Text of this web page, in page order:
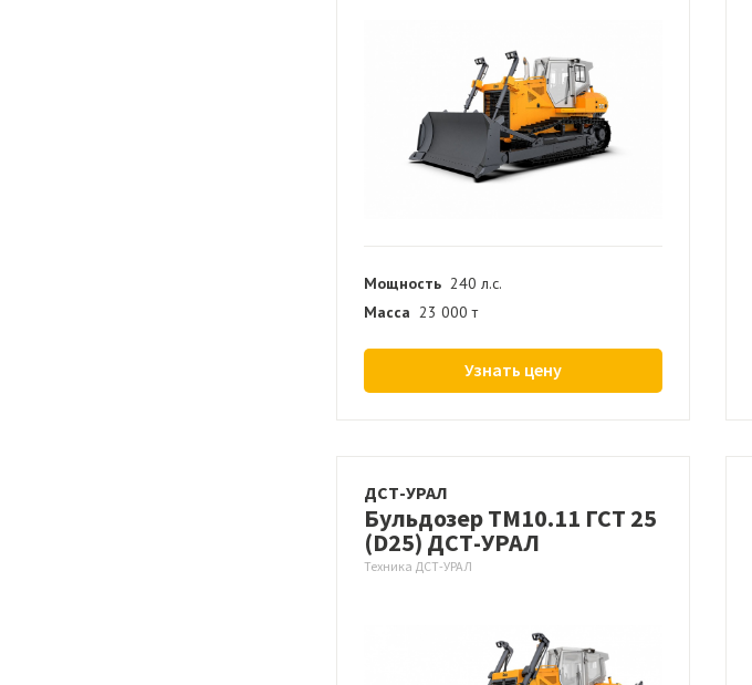
Мощность 240 л.с.
Масса 23 000 т
Узнать цену
ДСТ-УРАЛ
Бульдозер ТМ10.11 ГСТ 25
(D25) ДСТ-УРАЛ
Техника ДСТ-УРАЛ